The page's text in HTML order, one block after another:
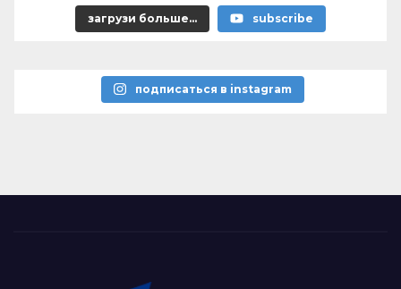
загрузи больше... subscribe
подписаться в instagram